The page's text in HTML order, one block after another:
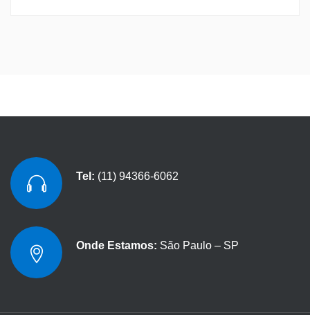
Tel: (11) 94366-6062
Onde Estamos: São Paulo – SP